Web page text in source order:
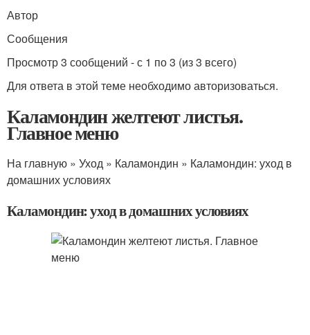
Автор
Сообщения
Просмотр 3 сообщений - с 1 по 3 (из 3 всего)
Для ответа в этой теме необходимо авторизоваться.
Каламондин желтеют листья.
Главное меню
На главную » Уход » Каламондин » Каламондин: уход в
домашних условиях
Каламондин: уход в домашних условиях